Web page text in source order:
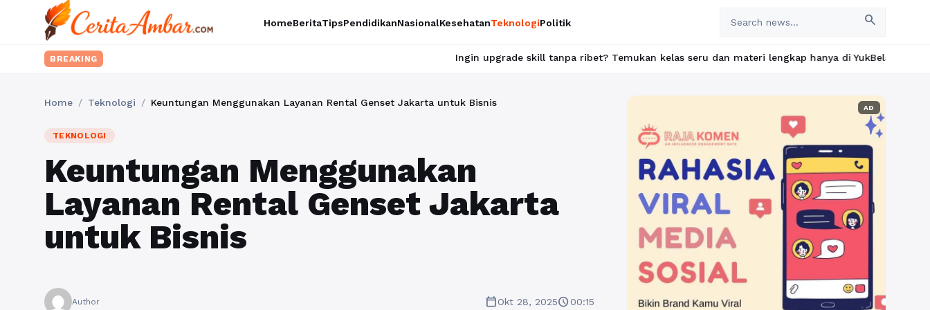
HomeBeritaTipsPendidikanNasionalKesehatanTeknologiPolitik search
BREAKING Ingin upgrade skill tanpa ribet? Temukan kelas seru dan materi lengkap hanya di YukBelajar.com. Mulai langkah
Home / Teknologi / Keuntungan Menggunakan Layanan Rental Genset Jakarta untuk Bisnis
TEKNOLOGI
Keuntungan Menggunakan
Layanan Rental Genset Jakarta
untuk Bisnis
Author calendar_todayOkt 28, 2025schedule00:15
AD